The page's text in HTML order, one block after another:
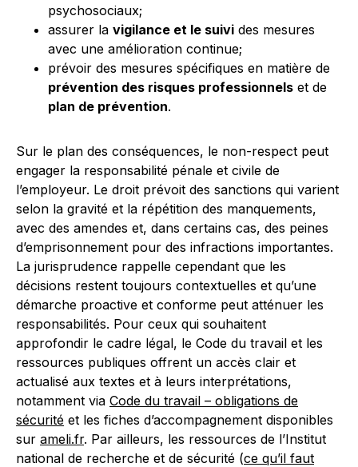
psychosociaux;
assurer la vigilance et le suivi des mesures
avec une amélioration continue;
prévoir des mesures spécifiques en matière de
prévention des risques professionnels et de
plan de prévention.
Sur le plan des conséquences, le non-respect peut
engager la responsabilité pénale et civile de
l’employeur. Le droit prévoit des sanctions qui varient
selon la gravité et la répétition des manquements,
avec des amendes et, dans certains cas, des peines
d’emprisonnement pour des infractions importantes.
La jurisprudence rappelle cependant que les
décisions restent toujours contextuelles et qu’une
démarche proactive et conforme peut atténuer les
responsabilités. Pour ceux qui souhaitent
approfondir le cadre légal, le Code du travail et les
ressources publiques offrent un accès clair et
actualisé aux textes et à leurs interprétations,
notamment via Code du travail – obligations de
sécurité et les fiches d’accompagnement disponibles
sur ameli.fr. Par ailleurs, les ressources de l’Institut
national de recherche et de sécurité (ce qu’il faut